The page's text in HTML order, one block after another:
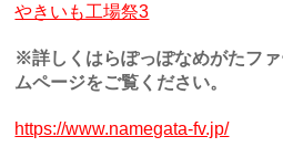
やきいも工場祭3
※詳しくはらぽっぽなめがたフ
ムページをご覧ください。
https://www.namegata-fv.jp/